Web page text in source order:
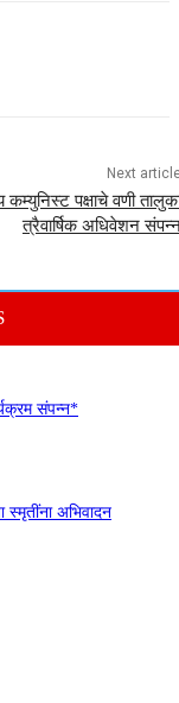
Next
कम्युनिस्ट पक्षाचे वणी
त्रैवार्षिक अधिवेशन
संपन्न*
स्मृतींना अभिवादन